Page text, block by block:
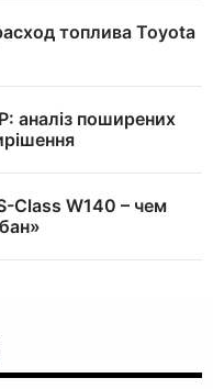
топлива Toyota
аналіз поширених
Class W140 – чем